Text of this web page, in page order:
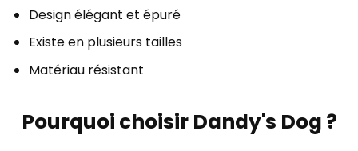
Design élégant et épuré
Existe en plusieurs tailles
Matériau résistant
Pourquoi choisir Dandy's Dog ?